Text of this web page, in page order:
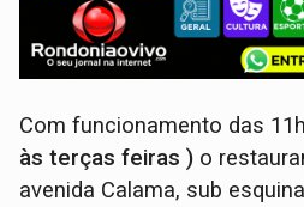
Com funcionamento das
às terças feiras ) o
avenida Calama, sub